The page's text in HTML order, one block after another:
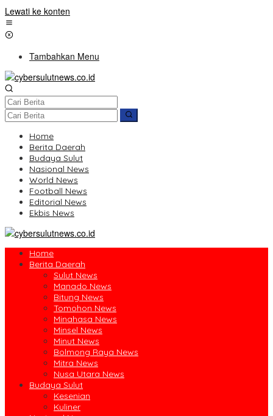
Lewati ke konten
Tambahkan Menu
Home
Berita Daerah
Budaya Sulut
Nasional News
World News
Football News
Editorial News
Ekbis News
Home
Berita Daerah
Sulut News
Manado News
Bitung News
Tomohon News
Minahasa News
Minsel News
Minut News
Bolmong Raya News
Mitra News
Nusa Utara News
Budaya Sulut
Kesenian
Kuliner